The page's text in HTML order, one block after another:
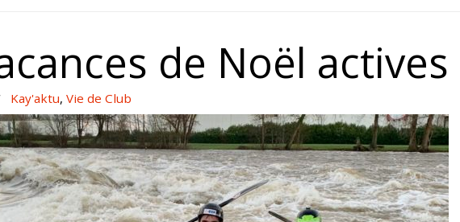
de Noël actives
Kay'aktu, Vie de Club